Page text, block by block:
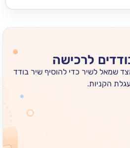
לרכישה
כדי להוסיף שיר בודד